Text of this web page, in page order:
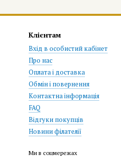
Клієнтам
Вхід в особистий кабінет
Про нас
Оплата і доставка
Обмін і повернення
Контактна інформація
FAQ
Відгуки покупців
Новини філателії
Ми в соцмережах